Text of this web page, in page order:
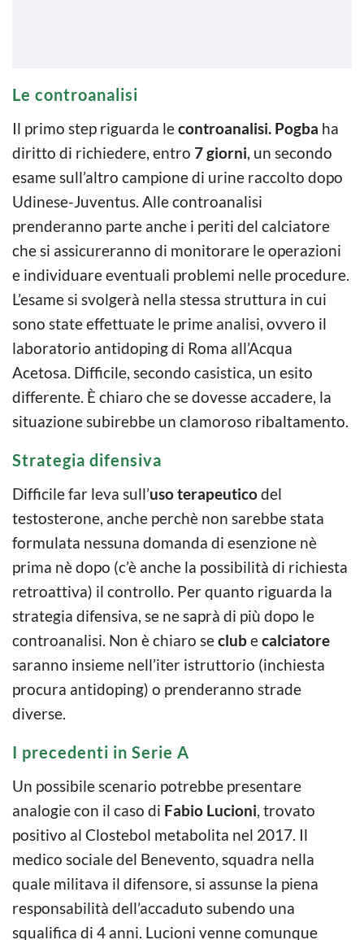
Le controanalisi
Il primo step riguarda lecontroanalisi. Pogba ha
diritto di richiedere, entro 7 giorni, un secondo
esame sull’altro campione di urine raccolto dopo
Udinese-Juventus. Alle controanalisi
prenderanno parte anche i periti del calciatore
che si assicureranno di monitorare le operazioni
e individuare eventuali problemi nelle procedure.
L’esame si svolgerà nella stessa struttura in cui
sono state effettuate le prime analisi, ovvero il
laboratorio antidoping di Roma all’Acqua
Acetosa. Difficile, secondo casistica, un esito
differente. È chiaro che se dovesse accadere, la
situazione subirebbe un clamoroso ribaltamento.
Strategia difensiva
Difficile far leva sull’uso terapeuticodel
testosterone, anche perchè non sarebbe stata
formulata nessuna domanda di esenzione nè
prima nè dopo (c’è anche la possibilità di richiesta
retroattiva) il controllo. Per quanto riguarda la
strategia difensiva, se ne saprà di più dopo le
controanalisi. Non è chiaro seclubecalciatore
saranno insieme nell’iter istruttorio (inchiesta
procura antidoping) o prenderanno strade
diverse.
I precedenti in Serie A
Un possibile scenario potrebbe presentare
analogie con il caso di Fabio Lucioni, trovato
positivo al Clostebol metabolita nel 2017. Il
medico sociale del Benevento, squadra nella
quale militava il difensore, si assunse la piena
responsabilità dell’accaduto subendo una
squalifica di 4 anni. Lucioni venne comunque